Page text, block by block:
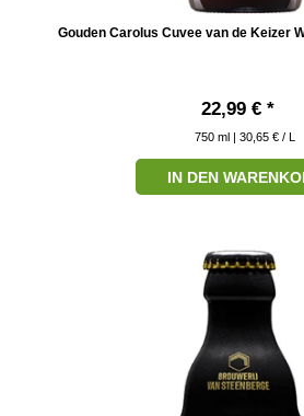
Gouden Carolus Cuvee van de Keizer
22,99 € *
750 ml | 30,65 € / L
IN DEN